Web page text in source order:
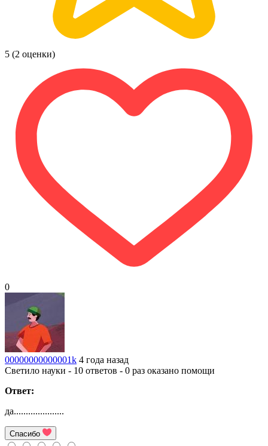
5 (2 оценки)
0
00000000000001k 4 года назад
Светило науки - 10 ответов - 0 раз оказано помощи
Ответ:
да.....................
Спасибо